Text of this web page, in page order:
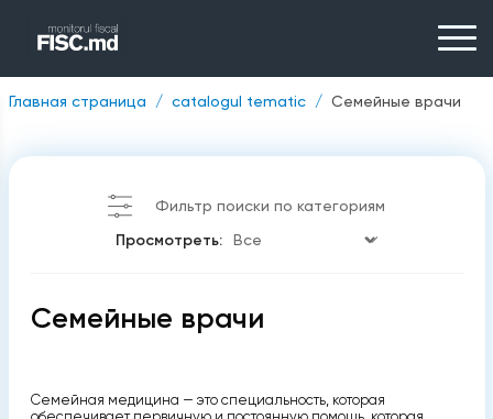
Главная страница catalogul tematic Cемейные врачи
Фильтр поиски по категориям
Просмотреть:
Cемейные врачи
Семейная медицина — это специальность, которая